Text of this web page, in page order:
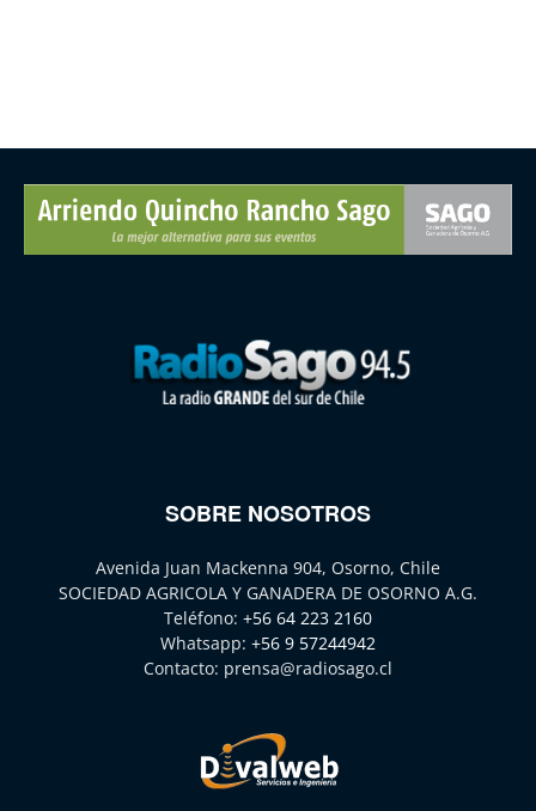
SOBRE NOSOTROS
Avenida Juan Mackenna 904, Osorno, Chile
SOCIEDAD AGRICOLA Y GANADERA DE OSORNO A.G.
Teléfono: +56 64 223 2160
Whatsapp: +56 9 57244942
Contacto: prensa@radiosago.cl